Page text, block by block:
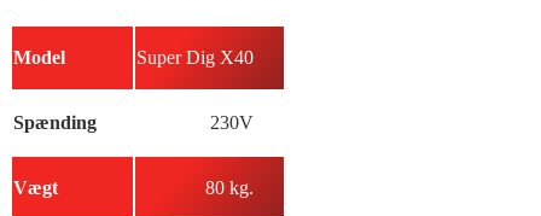
Model Super Dig X40
Spænding 230V
Vægt 80 kg.